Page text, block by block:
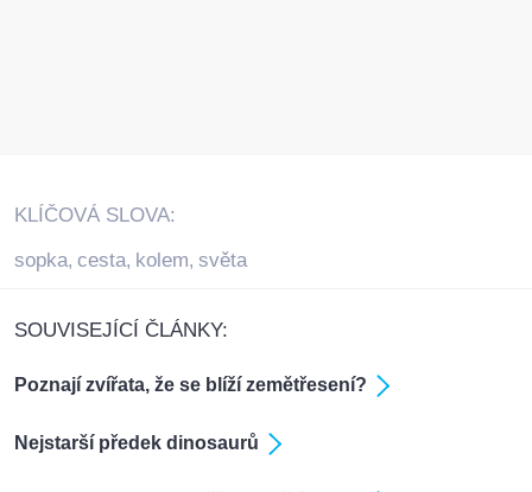
KLÍČOVÁ SLOVA:
sopka, cesta, kolem, světa
SOUVISEJÍCÍ ČLÁNKY:
Poznají zvířata, že se blíží zemětřesení?
Nejstarší předek dinosaurů